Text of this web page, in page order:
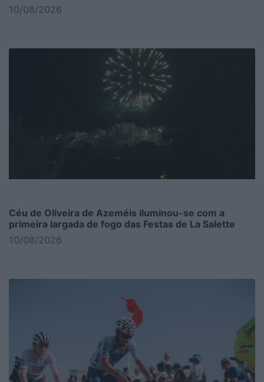
10/08/2026
Céu de Oliveira de Azeméis iluminou-se com a
primeira largada de fogo das Festas de La Salette
10/08/2026